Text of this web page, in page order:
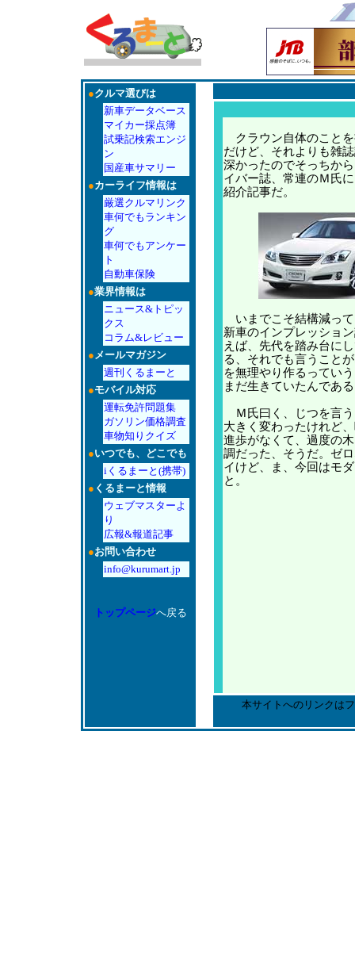
●クルマ選びは
新車データベース
マイカー採点簿
試乗記検索エンジ
ン
国産車サマリー
●カーライフ情報は
厳選クルマリンク
車何でもランキン
グ
車何でもアンケー
ト
自動車保険
●業界情報は
ニュース&トピッ
クス
コラム&レビュー
●メールマガジン
週刊くるまーと
●モバイル対応
運転免許問題集
ガソリン価格調査
車物知りクイズ
●いつでも、どこでも
iくるまーと(携帯)
● くるまーと情報
ウェブマスターよ
り
広報&報道記事
●お問い合わせ
info@kurumart.jp
トップページへ戻る
クラウン自体のこと
だけど、それよりも雑
深かったのでそっちか
イバー誌、常連のＭ氏
紹介記事だ。
いまでこそ結構減っ
新車のインプレッショ
えば、先代を踏み台に
る、それでも言うこと
を無理やり作るってい
まだ生きていたんであ
Ｍ氏曰く、じつを言
大きく変わったけれど
進歩がなくて、過度の
調だった、そうだ。ゼ
イけど、ま、今回はモ
と。
本サイトへのリンクは